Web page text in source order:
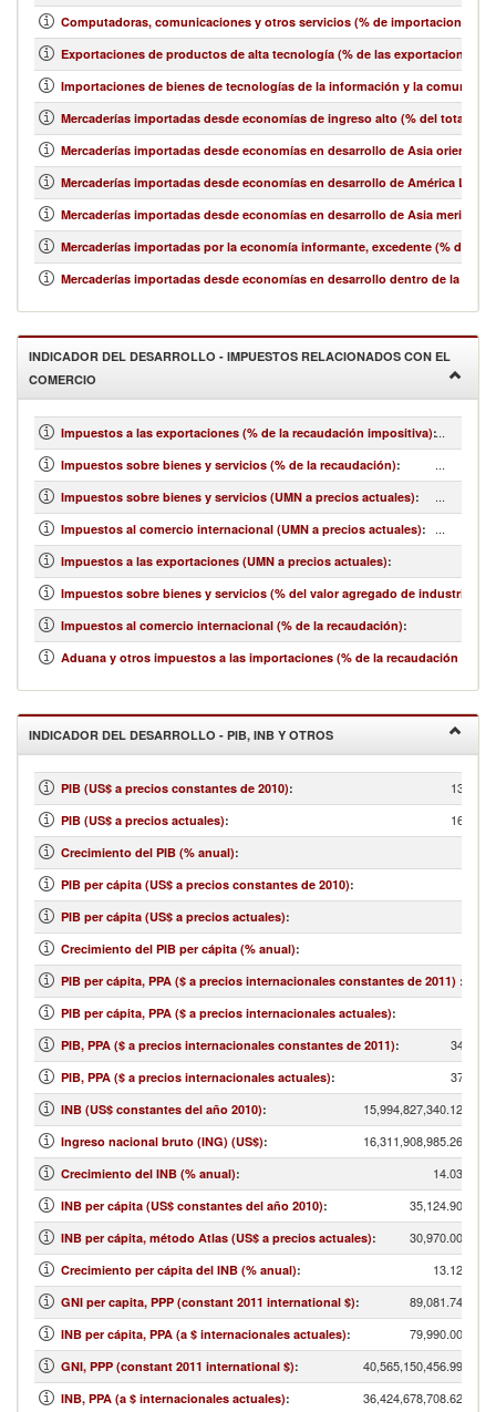
Computadoras, comunicaciones y otros servicios (% de importaciones
Exportaciones de productos de alta tecnología (% de las exportaciones
Importaciones de bienes de tecnologías de la información y la
Mercaderías importadas desde economías de ingreso alto (% del total de
Mercaderías importadas desde economías en desarrollo de Asia oriental
Mercaderías importadas desde economías en desarrollo de América
Mercaderías importadas desde economías en desarrollo de Asia
Mercaderías importadas por la economía informante, excedente (% del
Mercaderías importadas desde economías en desarrollo dentro de la
INDICADOR DEL DESARROLLO - IMPUESTOS RELACIONADOS CON EL
COMERCIO
Impuestos a las exportaciones (% de la recaudación impositiva):...
Impuestos sobre bienes y servicios (% de la recaudación): ...
Impuestos sobre bienes y servicios (UMN a precios actuales): ...
Impuestos al comercio internacional (UMN a precios actuales): ...
Impuestos a las exportaciones (UMN a precios actuales):
Impuestos sobre bienes y servicios (% del valor agregado de industria y
Impuestos al comercio internacional (% de la recaudación):
Aduana y otros impuestos a las importaciones (% de la recaudación
INDICADOR DEL DESARROLLO - PIB, INB Y OTROS
PIB (US$ a precios constantes de 2010):
PIB (US$ a precios actuales):
Crecimiento del PIB (% anual):
PIB per cápita (US$ a precios constantes de 2010):
PIB per cápita (US$ a precios actuales):
Crecimiento del PIB per cápita (% anual):
PIB per cápita, PPA ($ a precios internacionales constantes de 2011) :
PIB per cápita, PPA ($ a precios internacionales actuales):
PIB, PPA ($ a precios internacionales constantes de 2011):
PIB, PPA ($ a precios internacionales actuales):
INB (US$ constantes del año 2010): 15,994,827,340.12
Ingreso nacional bruto (ING) (US$): 16,311,908,985.26
Crecimiento del INB (% anual): 14.03
INB per cápita (US$ constantes del año 2010): 35,124.90
INB per cápita, método Atlas (US$ a precios actuales): 30,970.00
Crecimiento per cápita del INB (% anual): 13.12
GNI per capita, PPP (constant 2011 international $): 89,081.74
INB per cápita, PPA (a $ internacionales actuales): 79,990.00
GNI, PPP (constant 2011 international $): 40,565,150,456.99
INB, PPA (a $ internacionales actuales): 36,424,678,708.62